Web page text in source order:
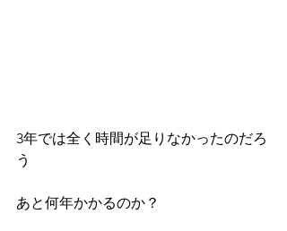
3年では全く時間が足りなかったのだろ
う
あと何年かかるのか？